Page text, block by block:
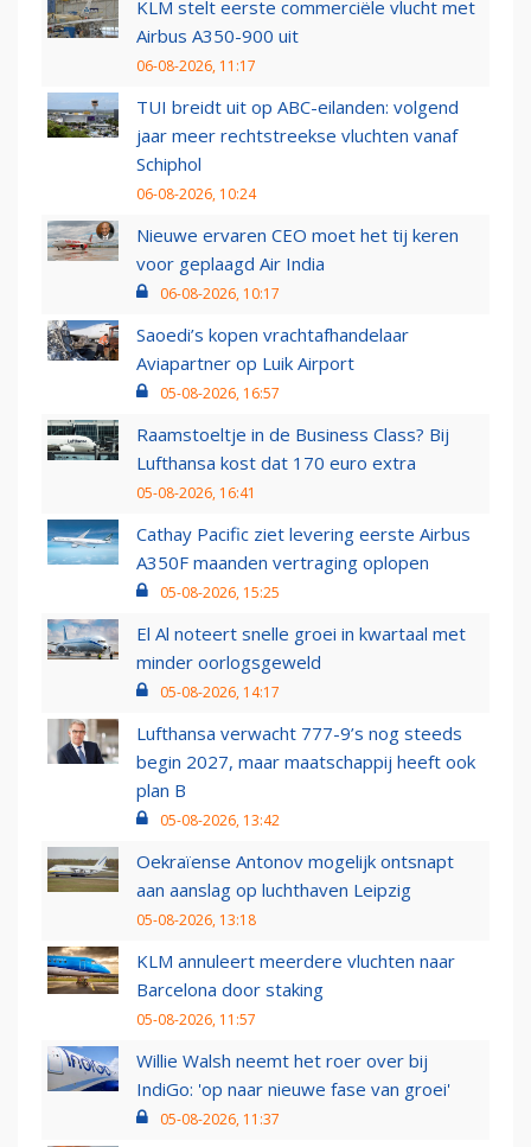
KLM stelt eerste commerciële vlucht met
Airbus A350-900 uit
06-08-2026, 11:17
TUI breidt uit op ABC-eilanden: volgend
jaar meer rechtstreekse vluchten vanaf
Schiphol
06-08-2026, 10:24
Nieuwe ervaren CEO moet het tij keren
voor geplaagd Air India
06-08-2026, 10:17
Saoedi’s kopen vrachtafhandelaar
Aviapartner op Luik Airport
05-08-2026, 16:57
Raamstoeltje in de Business Class? Bij
Lufthansa kost dat 170 euro extra
05-08-2026, 16:41
Cathay Pacific ziet levering eerste Airbus
A350F maanden vertraging oplopen
05-08-2026, 15:25
El Al noteert snelle groei in kwartaal met
minder oorlogsgeweld
05-08-2026, 14:17
Lufthansa verwacht 777-9’s nog steeds
begin 2027, maar maatschappij heeft ook
plan B
05-08-2026, 13:42
Oekraïense Antonov mogelijk ontsnapt
aan aanslag op luchthaven Leipzig
05-08-2026, 13:18
KLM annuleert meerdere vluchten naar
Barcelona door staking
05-08-2026, 11:57
Willie Walsh neemt het roer over bij
IndiGo: 'op naar nieuwe fase van groei'
05-08-2026, 11:37